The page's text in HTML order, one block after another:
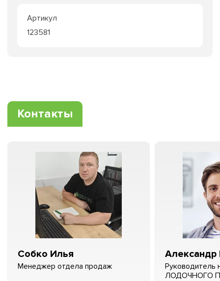
Артикул
123581
Контакты
Собко Илья
Менеджер отдела продаж
Александр
Руководитель
ЛОДОЧНОГО